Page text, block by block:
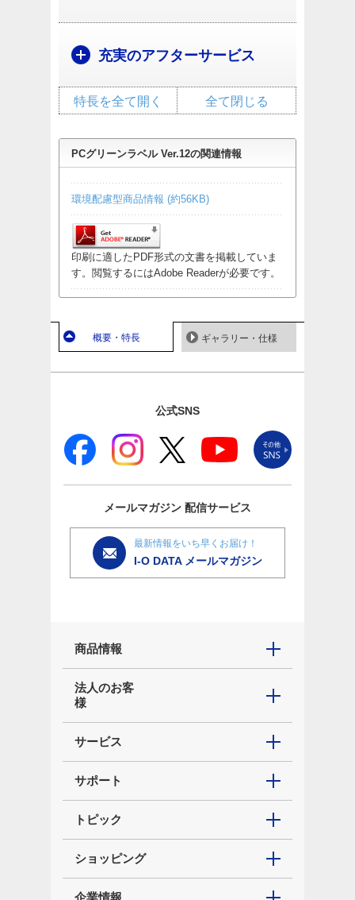
充実のアフターサービス
全て閉じる
特長を全て開く
PCグリーンラベル Ver.12の関連情報
環境配慮型商品情報 (約56KB)
印刷に適したPDF形式の文書を掲載していま
す。閲覧するにはAdobe Readerが必要です。
概要・特長 ギャラリー・仕様
公式SNS
メールマガジン 配信サービス
最新情報をいち早くお届け！
I-O DATA メールマガジン
商品情報
法人のお客
様
サービス
サポート
トピック
ショッピング
企業情報